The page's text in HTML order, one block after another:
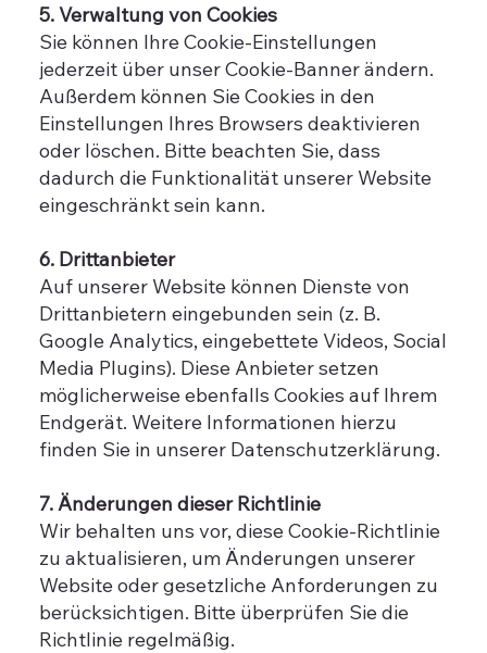
5. Verwaltung von Cookies
Sie können Ihre Cookie-Einstellungen
jederzeit über unser Cookie-Banner ändern.
Außerdem können Sie Cookies in den
Einstellungen Ihres Browsers deaktivieren
oder löschen. Bitte beachten Sie, dass
dadurch die Funktionalität unserer Website
eingeschränkt sein kann.
6. Drittanbieter
Auf unserer Website können Dienste von
Drittanbietern eingebunden sein (z. B.
Google Analytics, eingebettete Videos, Social
Media Plugins). Diese Anbieter setzen
möglicherweise ebenfalls Cookies auf Ihrem
Endgerät. Weitere Informationen hierzu
finden Sie in unserer Datenschutzerklärung.
7. Änderungen dieser Richtlinie
Wir behalten uns vor, diese Cookie-Richtlinie
zu aktualisieren, um Änderungen unserer
Website oder gesetzliche Anforderungen zu
berücksichtigen. Bitte überprüfen Sie die
Richtlinie regelmäßig.